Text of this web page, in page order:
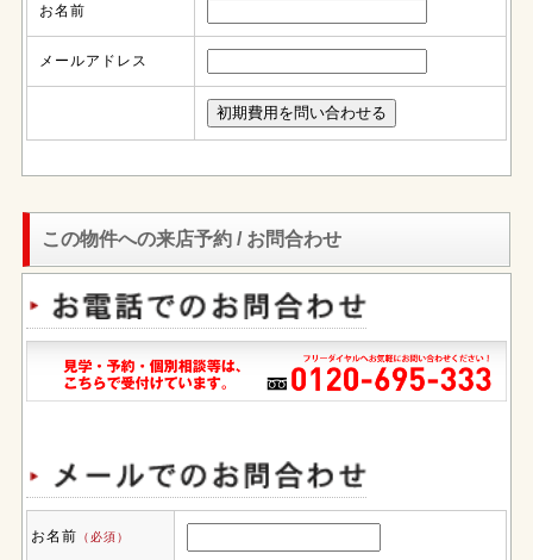
お名前
メールアドレス
この物件への来店予約 / お問合わせ
お名前 （必須）